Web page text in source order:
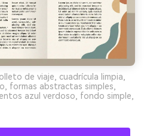
de viaje, cuadrícula limpia,
formas abstractas simples,
azul verdoso, fondo simple,